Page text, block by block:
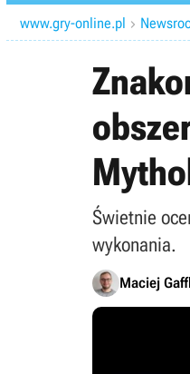
www.gry-online.pl 
Świetnie
wykonania.
Maciej